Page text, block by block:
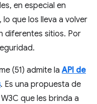
en especial en
que los lleva a volver
diferentes sitios. Por
(51) admite laAPI de
. Es una propuesta de
que les brinda a